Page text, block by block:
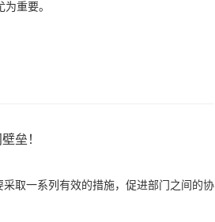
重要。
垒！
取一系列有效的措施，促进部门之间的协